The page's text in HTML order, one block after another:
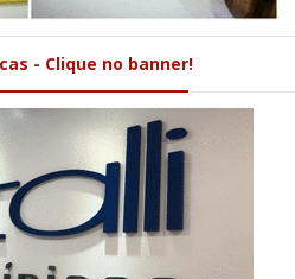
- Clique no banner!